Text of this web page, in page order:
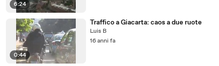
6:24
0:44
Traffico a Giacarta: caos a due ruote
Luis B
16 anni fa